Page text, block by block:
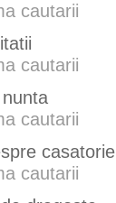
cautarii
cautarii
cautarii
casatorie
cautarii